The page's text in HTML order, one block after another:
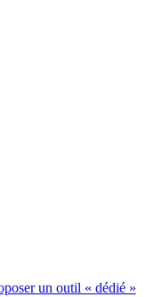
un outil « dédié »